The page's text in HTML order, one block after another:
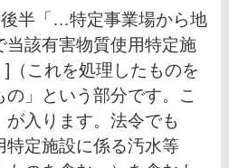
半「…特定事業場から地
当該有害物質使用特定施
これを処理したものを
」という部分です。こ
が入ります。法令でも
特定施設に係る汚水等